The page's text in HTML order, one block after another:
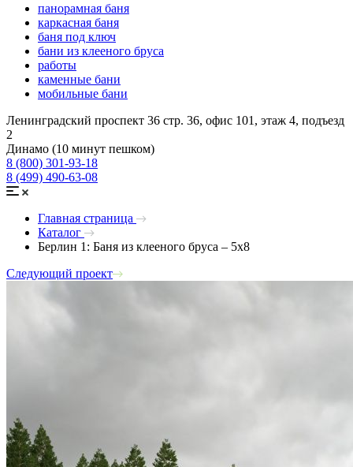
панорамная баня
каркасная баня
баня под ключ
бани из клееного бруса
работы
каменные бани
мобильные бани
Ленинградский проспект 36 стр. 36, офис 101, этаж 4, подъезд
2
Динамо (10 минут пешком)
8 (800) 301-93-18
8 (499) 490-63-08
Главная страница
Каталог
Берлин 1: Баня из клееного бруса – 5х8
Следующий проект